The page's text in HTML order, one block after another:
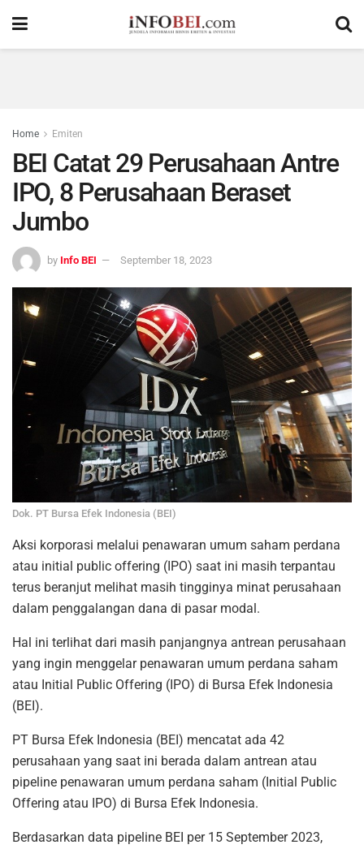
Home Emiten
BEI Catat 29 Perusahaan Antre
IPO, 8 Perusahaan Beraset
Jumbo
by Info BEI September 18, 2023
Dok. PT Bursa Efek Indonesia (BEI)
Aksi korporasi melalui penawaran umum saham perdana
atau initial public offering (IPO) saat ini masih terpantau
terus beranjut melihat masih tingginya minat perusahaan
dalam penggalangan dana di pasar modal.
Hal ini terlihat dari masih panjangnya antrean perusahaan
yang ingin menggelar penawaran umum perdana saham
atau Initial Public Offering (IPO) di Bursa Efek Indonesia
(BEI).
PT Bursa Efek Indonesia (BEI) mencatat ada 42
perusahaan yang saat ini berada dalam antrean atau
pipeline penawaran umum perdana saham (Initial Public
Offering atau IPO) di Bursa Efek Indonesia.
Berdasarkan data pipeline BEI per 15 September 2023,